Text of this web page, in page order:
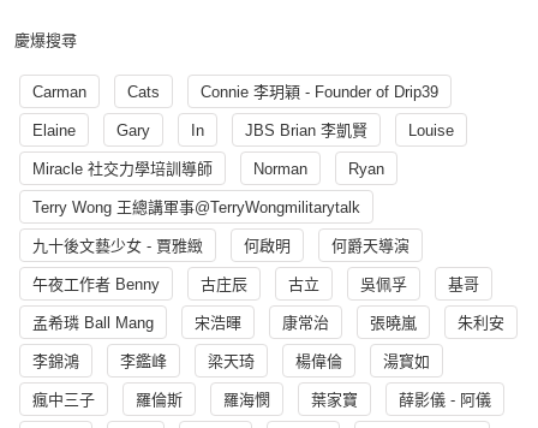
慶爆搜尋
Carman Cats Connie 李玥穎 - Founder of Drip39
Elaine Gary In JBS Brian 李凱賢 Louise
Miracle 社交力學培訓導師 Norman Ryan
Terry Wong 王總講軍事@TerryWongmilitarytalk
九十後文藝少女 - 賈雅緻 何啟明 何爵天導演
午夜工作者 Benny 古庄辰 古立 吳佩孚 基哥
孟希璘 Ball Mang 宋浩暉 康常治 張曉嵐 朱利安
李錦鴻 李鑑峰 梁天琦 楊偉倫 湯寳如
瘋中三子 羅倫斯 羅海憫 葉家寶 薛影儀 - 阿儀